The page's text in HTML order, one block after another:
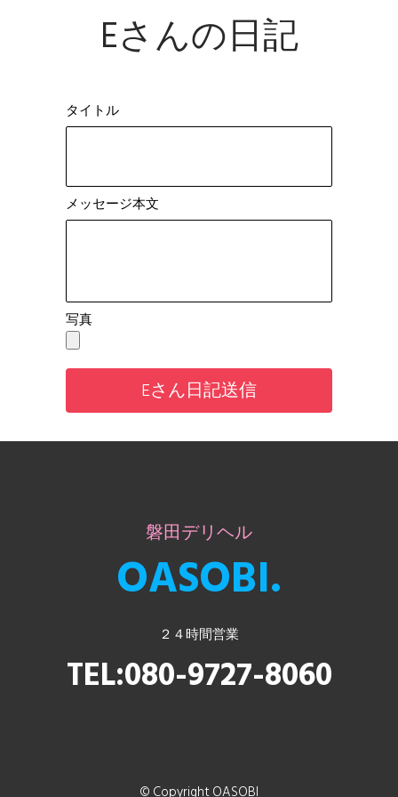
Eさんの日記
タイトル
メッセージ本文
写真
磐田デリヘル
OASOBI.
２４時間営業
TEL:080-9727-8060
© CopyrightOASOBI